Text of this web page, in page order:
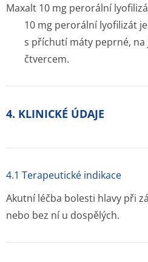
Maxalt 10 mg perorální
10 mg perorální lyofilizát
s příchutí máty peprné,
čtvercem.
4. KLINICKÉ ÚDAJE
4.1 Terapeutické indikace
Akutní léčba bolesti hlavy při
nebo bez ní u dospělých.